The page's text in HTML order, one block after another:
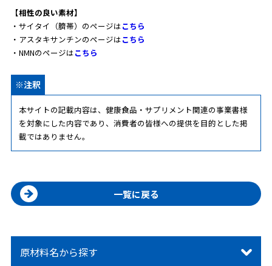
【相性の良い素材】
・サイタイ（臍帯）のページはこちら
・アスタキサンチンのページはこちら
・NMNのページはこちら
※注釈
本サイトの記載内容は、健康食品・サプリメント関連の事業書様
を対象にした内容であり、消費者の皆様への提供を目的とした掲
載ではありません。
一覧に戻る
原材料名から探す